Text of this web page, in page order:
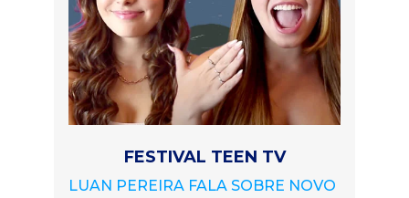
FESTIVAL TEEN TV
LUAN PEREIRA FALA SOBRE NOVO